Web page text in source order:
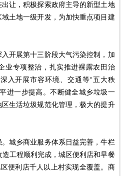
让，积极探索政府主导的新型土地
土地一级开发，为加快重点项目建
展第十三阶段大气污染控制，加
业专项整治，扎实推进裸露农田治
入开展市容环境、交通等“五大秩
进一步提高。不断健全城乡垃圾一
生活垃圾规范化管理，极大的提升
城乡商业服务体系日益完善，牛栏
工程顺利完成，城区便利店和早餐
便利店千人以上村实现全覆盖。商